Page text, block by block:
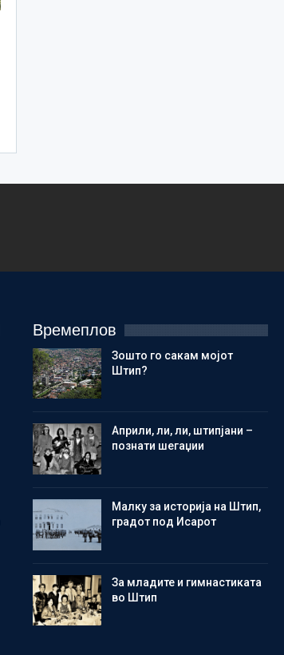
Времеплов
Зошто го сакам мојот
Штип?
Aприли, ли, ли, штипјани –
познати шегаџии
Малку за историја на Штип,
градот под Исарот
Зa младите и гимнастиката
во Штип